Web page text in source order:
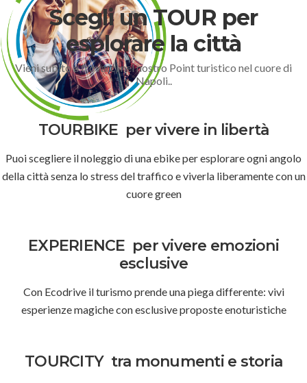
Scegli un TOUR per
esplorare la città
Vieni subito a trovarci nel nostro Point turistico nel cuore di
Napoli..
TOURBIKE per vivere in libertà
Puoi scegliere il noleggio di una ebike per esplorare ogni angolo
della città senza lo stress del traffico e viverla liberamente con un
cuore green
EXPERIENCE per vivere emozioni
esclusive
Con Ecodrive il turismo prende una piega differente: vivi
esperienze magiche con esclusive proposte enoturistiche
TOURCITY tra monumenti e storia